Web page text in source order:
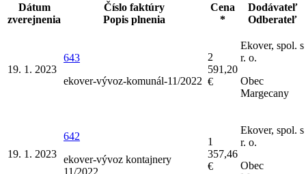
Dátum
zverejnenia
Číslo faktúry
Popis plnenia
Cena
*
Dodávateľ
Odberateľ
19. 1. 2023
643
ekover-vývoz-komunál-11/2022
2
591,20
€
Ekover, spol. s
r. o.
Obec
Margecany
19. 1. 2023
642
ekover-vývoz kontajnery
11/2022
1
357,46
€
Ekover, spol. s
r. o.
Obec